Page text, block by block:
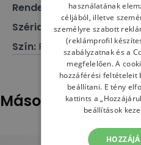
Rendeltetés: Klasszikus
Széria
500
Szín: Fekete
Mások ezeket is
használatának
céljából, illetve
személyre szabott
(reklámprofil
szabályzatnakés a
megfelelően. A
hozzáférési feltételeit
beállítani. E tény
kattints a
beállítások